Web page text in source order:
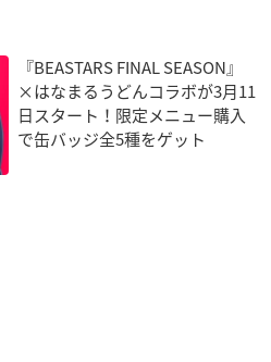
『BEASTARS FINAL SEASON』
×はなまるうどんコラボが3月11
日スタート！限定メニュー購入
で缶バッジ全5種をゲット